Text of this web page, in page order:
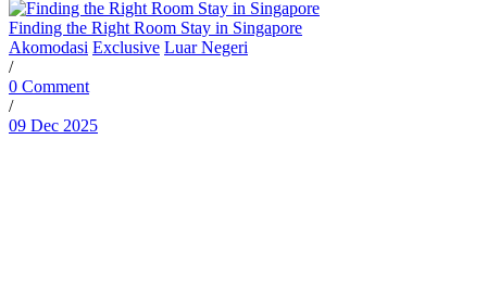
Finding the Right Room Stay in Singapore
Akomodasi Exclusive Luar Negeri
/
0 Comment
/
09 Dec 2025